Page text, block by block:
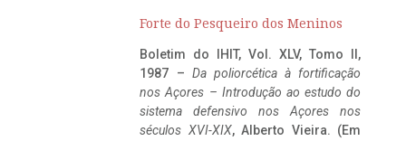
Forte do Pesqueiro dos Meninos
Boletim do IHIT, Vol. XLV, Tomo II,
1987 – Da poliorcética à fortificação
nos Açores – Introdução ao estudo do
sistema defensivo nos Açores nos
séculos XVI-XIX, Alberto Vieira. (Em